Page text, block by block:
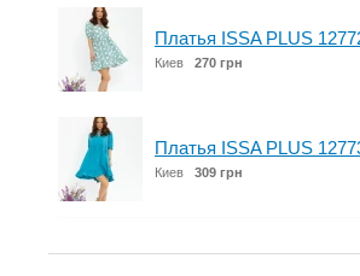
Платья ISSA PLUS
Киев 270 грн
Платья ISSA PLUS
Киев 309 грн